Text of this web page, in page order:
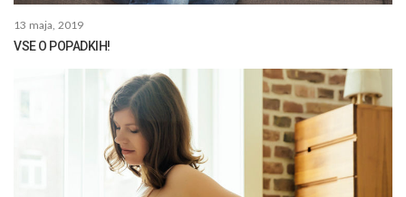
13 maja, 2019
VSE O POPADKIH!